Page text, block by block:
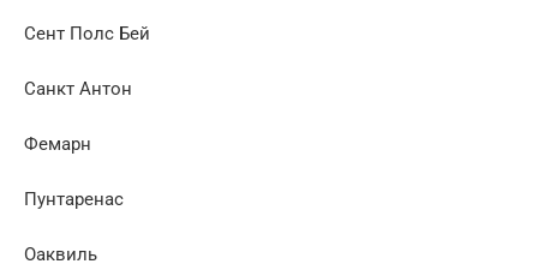
Сент Полс Бей
Санкт Антон
Фемарн
Пунтаренас
Оаквиль